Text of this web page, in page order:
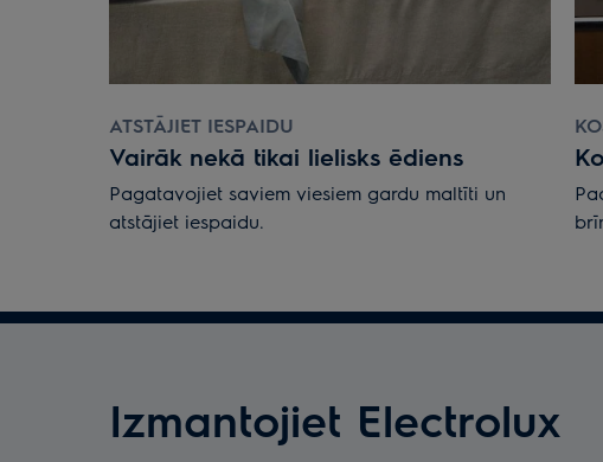
ATSTĀJIET IESPAIDU
Vairāk nekā tikai lielisks ēdiens
Pagatavojiet saviem viesiem gardu maltīti un
atstājiet iespaidu.
Izmantojiet Electrolux